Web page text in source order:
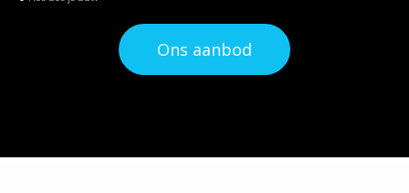
Ons aanbod